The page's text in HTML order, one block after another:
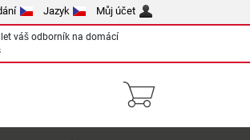
Jazyk Můj účet
váš odborník na domácí